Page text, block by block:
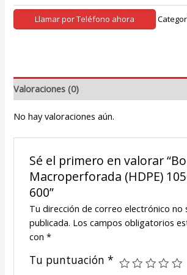
Llamar por Teléfono ahora
Valoraciones (0)
No hay valoraciones aún.
Sé el primero en valorar
Macroperforada (HDPE)
600”
Tu dirección de correo electrónico no
publicada. Los campos obligatorios
con *
Tu puntuación *